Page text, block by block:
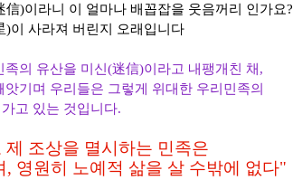
)이라니 이 얼마나 배꼽잡을 웃음꺼리 인가요?
)이 사라져 버린지 오래입니다
의 유산을 미신(迷信)이라고 내팽개친 채,
기며 우리들은 그렇게 위대한 우리민족의
고 있는 것입니다.
조상을 멸시하는 민족은
, 영원히 노예적 삶을 살 수밖에 없다"